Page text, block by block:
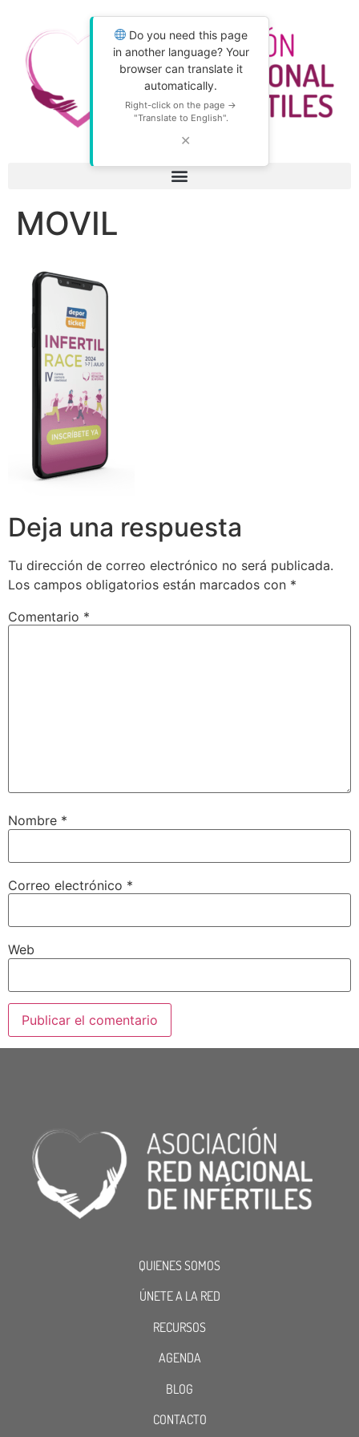
Do you need this page
in another language? Your
browser can translate it
automatically.
Right-click on the page →
"Translate to English".
✕
MOVIL
Deja una respuesta
Tu dirección de correo electrónico no será publicada.
Los campos obligatorios están marcados con *
Comentario *
Nombre *
Correo electrónico *
Web
QUIENES SOMOS
ÚNETE A LA RED
RECURSOS
AGENDA
BLOG
CONTACTO